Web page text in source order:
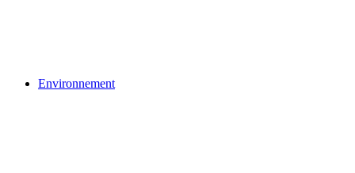
Environnement